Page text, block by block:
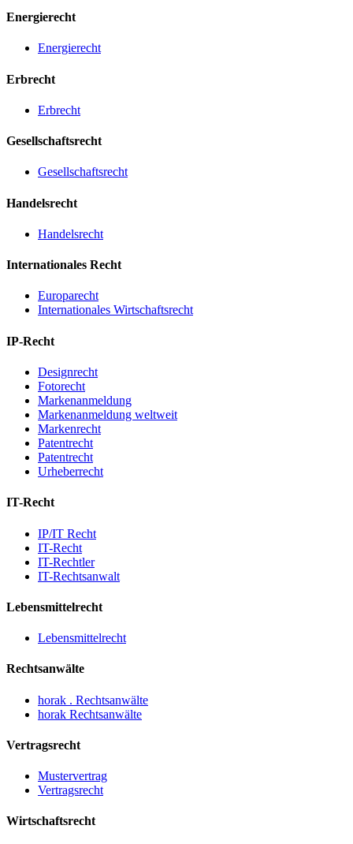
Energierecht
Energierecht
Erbrecht
Erbrecht
Gesellschaftsrecht
Gesellschaftsrecht
Handelsrecht
Handelsrecht
Internationales Recht
Europarecht
Internationales Wirtschaftsrecht
IP-Recht
Designrecht
Fotorecht
Markenanmeldung
Markenanmeldung weltweit
Markenrecht
Patentrecht
Patentrecht
Urheberrecht
IT-Recht
IP/IT Recht
IT-Recht
IT-Rechtler
IT-Rechtsanwalt
Lebensmittelrecht
Lebensmittelrecht
Rechtsanwälte
horak . Rechtsanwälte
horak Rechtsanwälte
Vertragsrecht
Mustervertrag
Vertragsrecht
Wirtschaftsrecht